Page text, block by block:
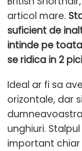
articol mare.
suficient de
intinde pe
se ridica in 2
Ideal ar fi sa
orizontale, dar
unghiuri.
important